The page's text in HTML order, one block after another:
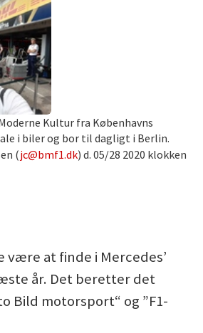
Kultur fra Københavns
i biler og bor til dagligt i Berlin.
(jc@bmf1.dk) d. 05/28 2020 klokken
være at finde i Mercedes’
år. Det beretter det
Bild motorsport“ og ”F1-